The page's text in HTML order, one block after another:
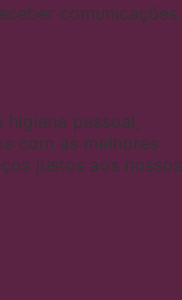
comunicações
pessoal,
com as melhores
justos aos nossos